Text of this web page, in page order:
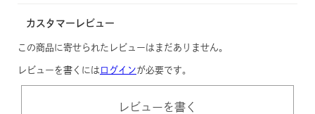
カスタマーレビュー
この商品に寄せられたレビューはまだありません。
レビューを書くには ログインが必要です。
レビューを書く